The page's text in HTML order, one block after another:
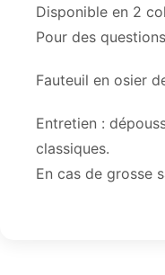
Disponible en 2
Pour des
Fauteuil en osier
Entretien :
classiques.
En cas de grosse